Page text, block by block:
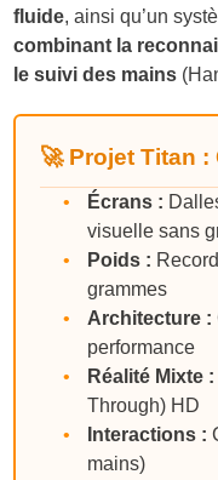
fluide, ainsi qu’un
combinant la
le suivi des mains
🚀 Projet Titan
• Écrans :
visuelle sans
•
Poids :
grammes
•
Architecture :
performance
•
Réalité Mixte :
Through) HD
•
Interactions :
mains)